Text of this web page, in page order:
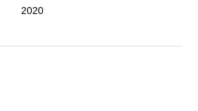
2020